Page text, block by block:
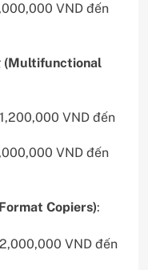
VND đến
(Multifunctional
VND đến
VND đến
Copiers):
VND đến